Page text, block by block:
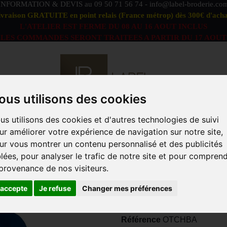
utilisons des cookies
utilisons des cookies et d'autres technologies de suivi
améliorer votre expérience de navigation sur notre site,
vous montrer un contenu personnalisé et des publicités
pour analyser le trafic de notre site et pour
de nos visiteurs.
Je refuse Changer mes préférences
& DEVIS au 09 50 71 56 74 - info@label-
GRATUITE en point relais (France métrop) dès 300€
L'ATELIER EST FERME DU 08 AU 16 AOUT INCLUS
LES COMMANDES SERONT TRAITEES A PARTIR DU 17 AOUT
DÉFAUTS OFFRE PEIGNOIRS DUO LINGE DE BAIN
MARQUES PROFESSIONNELS
Peignoir personnalisable > Peignoir à capuche Classic
PEIGNOIR À
Référence OTCHBA